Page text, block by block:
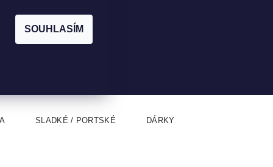
SLADKÉ / PORTSKÉ DÁRKY
SOUHLASÍM